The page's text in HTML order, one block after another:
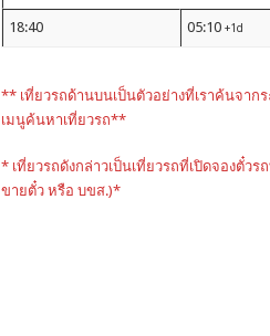
18:40 05:10 +1d
** เที่ยวรถด้านบนเป็นตัวอย่างที่เราค้นจาก
เมนูค้นหาเที่ยวรถ**
* เที่ยวรถดังกล่าวเป็นเที่ยวรถที่เปิดจองตั๋ว
ขายตั๋ว หรือ บขส.)*